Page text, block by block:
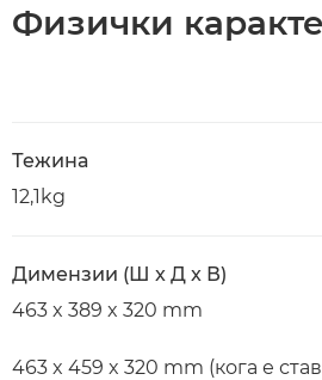
Физички
Тежина
12,1kg
Димензии (Ш x Д x В)
463 x 389 x 320 mm
463 x 459 x 320 mm (кога е